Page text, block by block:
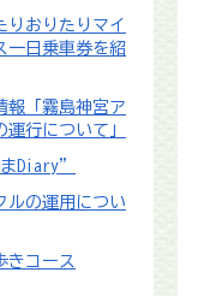
りおりたりマイ
一日乗車券を紹
報「霧島神宮ア
運行について」
Diary”
ルの運用につい
きコース